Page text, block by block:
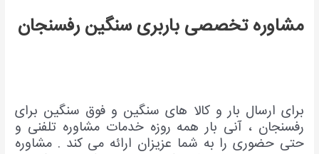
مشاوره تخصصی باربری سنگین رفسنجان
برای ارسال بار و کالا های سنگین و فوق سنگین برای
رفسنجان ، آنی بار همه روزه خدمات مشاوره تلفنی و
حتی حضوری را به شما عزیزان ارائه می کند . مشاوره